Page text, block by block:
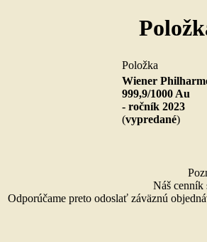
Wiener
999,9/1000 Au
- ročník 2023
(vypredané)
Náš cenník
Odporúčame preto odoslať záväznú